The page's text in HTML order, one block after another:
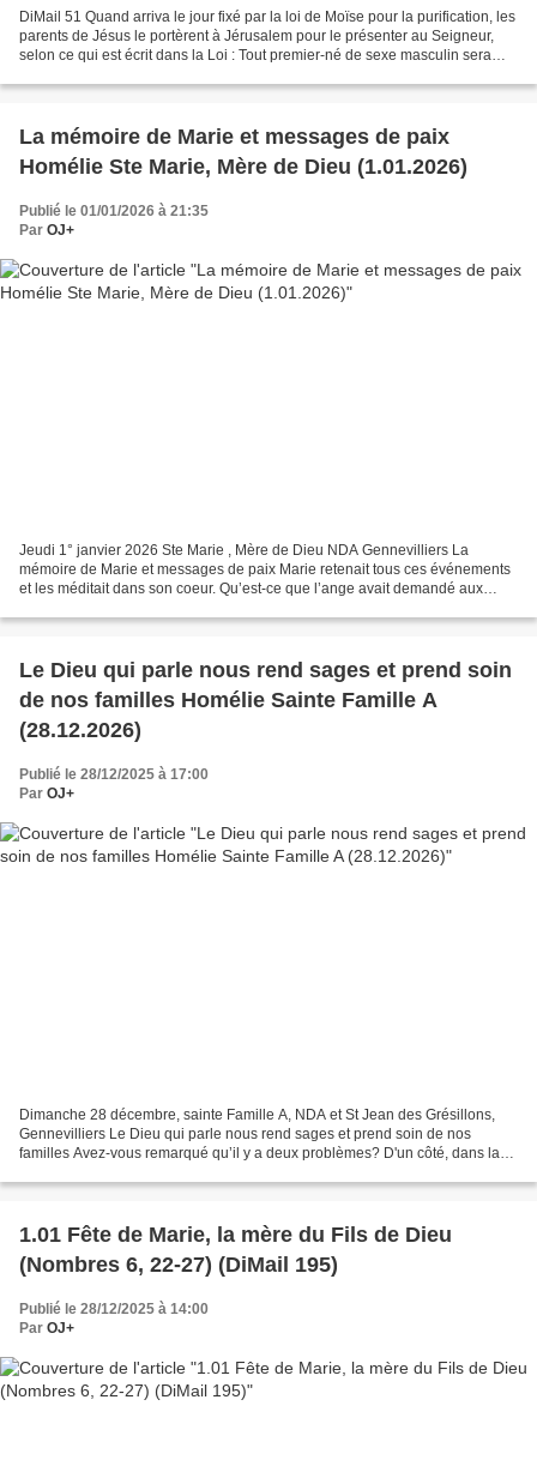
DiMail 51 Quand arriva le jour fixé par la loi de Moïse pour la purification, les
parents de Jésus le portèrent à Jérusalem pour le présenter au Seigneur,
selon ce qui est écrit dans la Loi : Tout premier-né de sexe masculin sera
La mémoire de Marie et messages de paix
Homélie Ste Marie, Mère de Dieu (1.01.2026)
Publié le 01/01/2026 à 21:35
Par OJ+
Jeudi 1° janvier 2026 Ste Marie , Mère de Dieu NDA Gennevilliers La
mémoire de Marie et messages de paix Marie retenait tous ces événements
et les méditait dans son coeur. Qu’est-ce que l’ange avait demandé aux
Le Dieu qui parle nous rend sages et prend soin
de nos familles Homélie Sainte Famille A
(28.12.2026)
Publié le 28/12/2025 à 17:00
Par OJ+
Dimanche 28 décembre, sainte Famille A, NDA et St Jean des Grésillons,
Gennevilliers Le Dieu qui parle nous rend sages et prend soin de nos
familles Avez-vous remarqué qu’il y a deux problèmes? D'un côté, dans la
1.01 Fête de Marie, la mère du Fils de Dieu
(Nombres 6, 22-27) (DiMail 195)
Publié le 28/12/2025 à 14:00
Par OJ+